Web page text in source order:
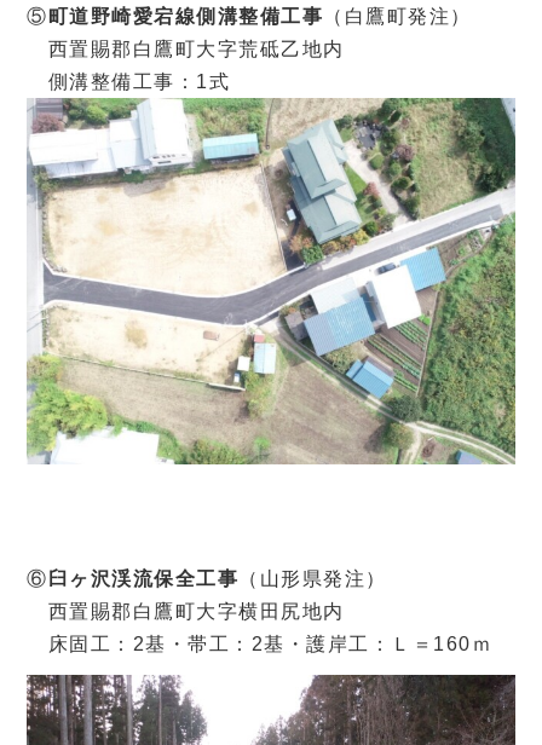
⑤町道野崎愛宕線側溝整備工事 （白鷹町発注）
西置賜郡白鷹町大字荒砥乙地内
側溝整備工事：1式
⑥ 臼ヶ沢渓流保全工事 （山形県発注）
西置賜郡白鷹町大字横田尻地内
床固工：2基・帯工：2基・護岸工：Ｌ＝160ｍ